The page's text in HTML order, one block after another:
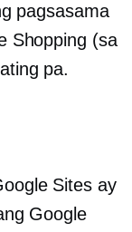
pagsasama
Shopping (sa
pa.
Sites ay
Google